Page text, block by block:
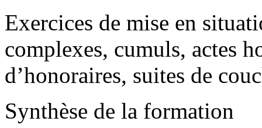
Exercices de mise en
complexes, cumuls, actes
d’honoraires, suites de
Synthèse